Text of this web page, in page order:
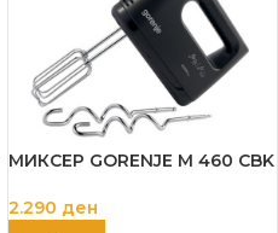
МИКСЕР GORENJE M 460 CBK
2.290 ден